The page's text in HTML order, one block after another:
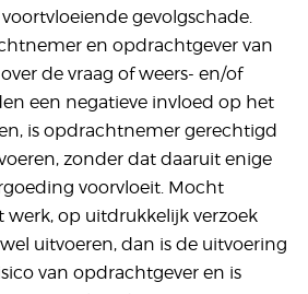
gevolgschade.
en opdrachtgever van
de vraag of weers- en/of
een negatieve invloed op het
is opdrachtnemer gerechtigd
zonder dat daaruit enige
voorvloeit. Mocht
op uitdrukkelijk verzoek
uitvoeren, dan is de uitvoering
van opdrachtgever en is